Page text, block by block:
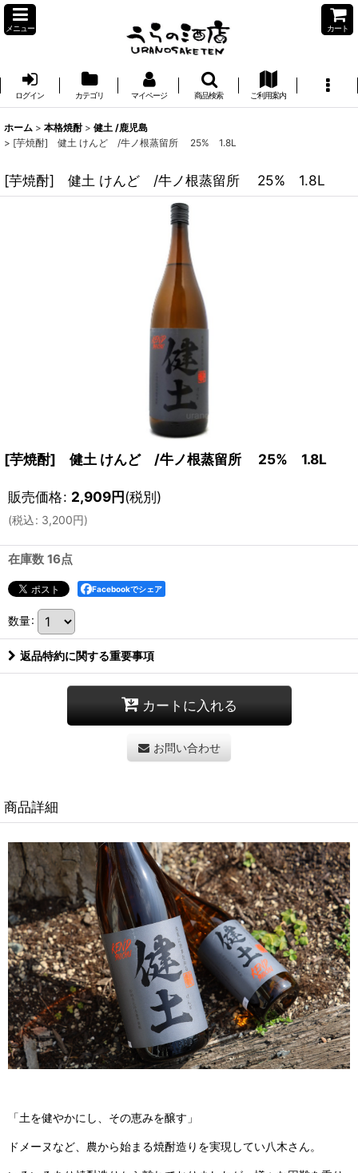
メニュー カート
ログイン カテゴリ マイページ 商品検索 ご利用案内
ホーム > 本格焼酎 > 健土 /鹿児島
> [芋焼酎] 健土 けんど /牛ノ根蒸留所 25% 1.8L
[芋焼酎] 健土 けんど /牛ノ根蒸留所 25% 1.8L
[芋焼酎] 健土 けんど /牛ノ根蒸留所 25% 1.8L
販売価格: 2,909円(税別)
(税込: 3,200円)
在庫数 16点
Facebookでシェア
数量:
返品特約に関する重要事項
カートに入れる
お問い合わせ
商品詳細
「土を健やかにし、その恵みを醸す」
ドメーヌなど、農から始まる焼酎造りを実現してい八木さん。